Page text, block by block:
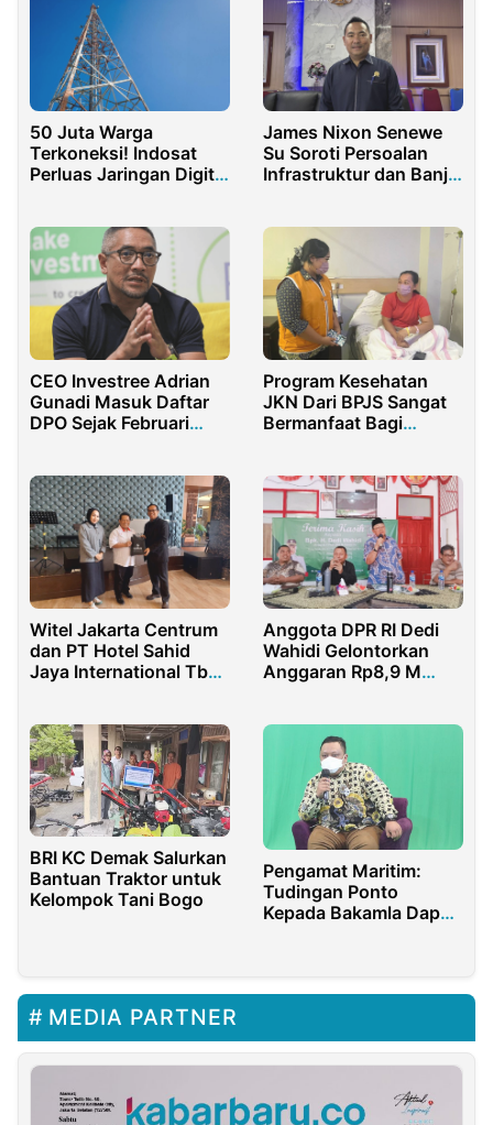
50 Juta Warga
Terkoneksi! Indosat
Perluas Jaringan Digital
James Nixon Senewe
Su Soroti Persoalan
Infrastruktur dan Banjir
CEO Investree Adrian
Gunadi Masuk Daftar
DPO Sejak Februari
Program Kesehatan
JKN Dari BPJS Sangat
Bermanfaat Bagi
Witel Jakarta Centrum
dan PT Hotel Sahid
Jaya International Tbk
Anggota DPR RI Dedi
Wahidi Gelontorkan
Anggaran Rp8,9 M
BRI KC Demak Salurkan
Bantuan Traktor untuk
Kelompok Tani Bogo
Pengamat Maritim:
Tudingan Ponto
Kepada Bakamla Dapat
MEDIA PARTNER